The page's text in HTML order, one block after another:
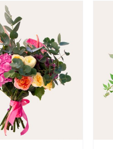
OPTIONS /